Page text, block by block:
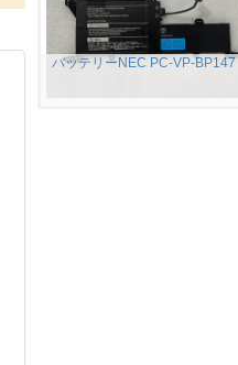
バッテリーNEC PC-VP-BP147